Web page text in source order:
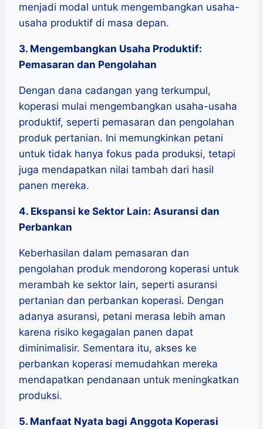
menjadi modal untuk mengembangkan usaha-
usaha produktif di masa depan.
3. Mengembangkan Usaha Produktif:
Pemasaran dan Pengolahan
Dengan dana cadangan yang terkumpul,
koperasi mulai mengembangkan usaha-usaha
produktif, seperti pemasaran dan pengolahan
produk pertanian. Ini memungkinkan petani
untuk tidak hanya fokus pada produksi, tetapi
juga mendapatkan nilai tambah dari hasil
panen mereka.
4. Ekspansi ke Sektor Lain: Asuransi dan
Perbankan
Keberhasilan dalam pemasaran dan
pengolahan produk mendorong koperasi untuk
merambah ke sektor lain, seperti asuransi
pertanian dan perbankan koperasi. Dengan
adanya asuransi, petani merasa lebih aman
karena risiko kegagalan panen dapat
diminimalisir. Sementara itu, akses ke
perbankan koperasi memudahkan mereka
mendapatkan pendanaan untuk meningkatkan
produksi.
5. Manfaat Nyata bagi Anggota Koperasi